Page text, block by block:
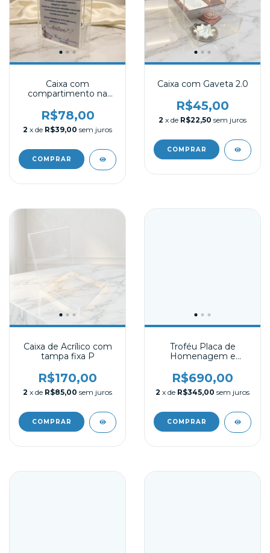
Caixa com
compartimento na
R$78,00
2 x de R$39,00 sem juros
Caixa com Gaveta 2.0
R$45,00
2 x de R$22,50 sem juros
Caixa de Acrílico com
tampa fixa P
R$170,00
2 x de R$85,00 sem juros
Troféu Placa de
Homenagem e
20
R$690,00
2 x de R$345,00 sem juros